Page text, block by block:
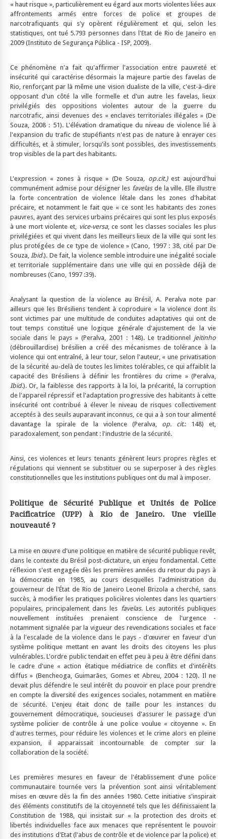
« haut risque », particulièrement eu égard aux morts violentes liées aux
affrontements armés entre forces de police et groupes de
narcotrafiquants qui s'y opèrent régulièrement et qui, selon les
statistiques, ont tué 5.793 personnes dans l'Etat de Rio de Janeiro en
2009 (Instituto de Segurança Pública - ISP, 2009).
Ce phénomène n'a fait qu'affirmer l'association entre pauvreté et
insécurité qui caractérise désormais la majeure partie des favelas de
Rio, renforçant par là même une vision dualiste de la ville, c'est-à-dire
opposant d'un côté la ville formelle et d'un autre les favelas, lieux
privilégiés des oppositions violentes autour de la guerre du
narcotrafic, ainsi devenues des « enclaves territoriales illégales » (De
Souza, 2008 : 51). L'élévation dramatique du niveau de violence lié à
l'expansion du trafic de stupéfiants n'est pas de nature à enrayer ces
difficultés, et à stimuler, lorsqu'ils sont possibles, des investissements
trop visibles de la part des habitants.
L'expression « zones à risque » (De Souza, op.cit.)est aujourd'hui
communément admise pour désigner les favelasde la ville. Elle illustre
la forte concentration de violence létale dans les zones d'habitat
précaire, et notamment le fait que « ce sont les habitants des zones
pauvres, ayant des services urbains précaires qui sont les plus exposés
à une mort violente et, vice-versa, ce sont les classes sociales les plus
privilégiées et qui vivent dans les meilleurs lieux de la ville qui sont les
plus protégées de ce type de violence » (Cano, 1997 : 38, cité par De
Souza,Ibid.). De fait, la violence semble introduire une inégalité sociale
et territoriale supplémentaire dans une ville qui en possède déjà de
nombreuses (Cano, 1997 :39).
Analysant la question de la violence au Brésil, A. Peralva note par
ailleurs que les Brésiliens tendent à coproduire « la violence dont ils
sont victimes par une multitude de conduites adaptatives qui ont de
tout temps constitué une logique générale d'ajustement de la vie
sociale dans le pays » (Peralva, 2001 : 148). Le traditionnel jeitinho
(débrouillardise) brésilien a créé des mécanismes de tolérance à la
violence qui ont entraîné, à leur tour, selon l'auteur, « une privatisation
de la sécurité au-delà de toutes les limites tolérables, ce qui affaiblit la
capacité des Brésiliens à définir les frontières du crime » (Peralva,
Ibid.). Or, la faiblesse des rapports à la loi, la précarité, la corruption
de l'appareil répressif et l'adaptation progressive des habitants à cette
insécurité ont contribué à élever le niveau de risques collectivement
acceptés à des seuils auparavant inconnus, ce qui a à son tour alimenté
davantage la spirale de la violence (Peralva, op. cit.: 148) et,
paradoxalement, son pendant : l'industrie de la sécurité.
Ainsi, ces violences et leurs tenants génèrent leurs propres règles et
régulations qui viennent se substituer ou se superposer à des règles
constitutionnelles que les institutions publiques ont du mal à imposer.
Politique de Sécurité Publique et Unités de Police
Pacificatrice (UPP) à Rio de Janeiro. Une vieille
nouveauté ?
La mise en œuvre d'une politique en matière de sécurité publique revêt,
dans le contexte du Brésil post-dictature, un enjeu fondamental. Cette
réflexion s'est engagée dès les premières années du retour du pays à
la démocratie en 1985, au cours desquelles l'administration du
gouverneur de l'État de Rio de Janeiro Leonel Brizola a cherché, sans
succès, à modifier les pratiques policières violentes dans les quartiers
populaires, principalement dans les favelas. Les autorités publiques
nouvellement instituées prenaient conscience de l'urgence -
notamment signalée par la vigueur des revendications sociales et face
à la l'escalade de la violence dans le pays - d'œuvrer en faveur d'un
système politique mettant en avant les droits des citoyens les plus
vulnérables. L'ordre public tendait en effet peu à peu à être défini dans
le cadre d'une « action étatique médiatrice de conflits et d'intérêts
diffus » (Bencheoga, Guimarães, Gomes et Abreu, 2004 : 120). Il ne
devait plus défendre le seul intérêt du pouvoir en place pour prendre
en compte la diversité des exigences sociales, notamment en matière
de sécurité. L'enjeu était donc de taille pour les instances du
gouvernement démocratique, soucieuses d'assurer le passage d'un
système policier de contrôle à une police voulue « citoyenne ». En
d'autres termes, pour réduire les violences et le crime alors en pleine
expansion, il apparaissait incontournable de compter sur la
collaboration de la société.
Les premières mesures en faveur de l'établissement d'une police
communautaire tournée vers la prévention sont ainsi véritablement
mises en œuvre dès la fin des années 1980. Cette initiative s'inspirait
des éléments constitutifs de la citoyenneté tels que les définissaient la
Constitution de 1988, qui insistait sur « la protection des droits et
libertés individuelles face aux menaces que représentent le pouvoir
des institutions d'Etat (l'abus de contrôle et de violence par la police) et